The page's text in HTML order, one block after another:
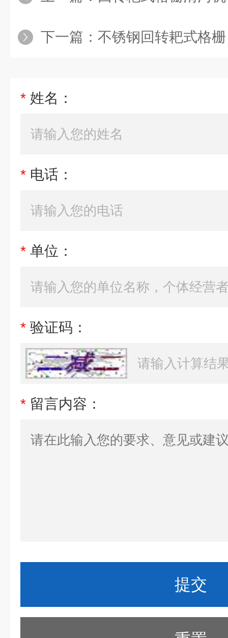
下一篇： 不锈钢回转耙式格栅
* 姓名：
* 电话：
* 单位：
* 验证码：
* 留言内容：